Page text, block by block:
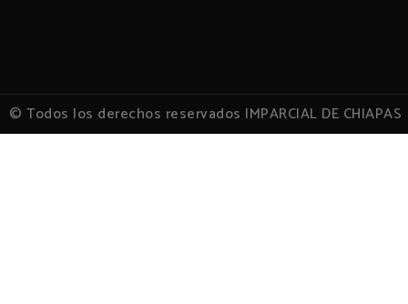
© Todos los derechos reservados IMPARCIAL DE CHIAPAS